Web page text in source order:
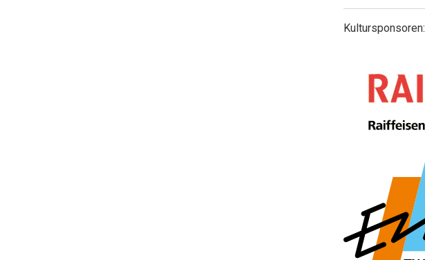
Kultursponsoren: